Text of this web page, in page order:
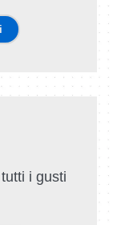
i gusti